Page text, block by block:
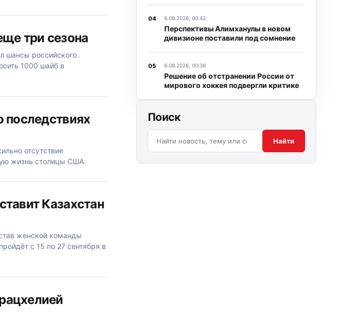
три сезона
шансы российского
1000 шайб в
последствиях
отсутствие
жизнь столицы США.
Казахстан
женской команды
с 15 по 27 сентября в
6.08.2026, 00:42
Перспективы Алимханулы в новом
дивизионе поставили под сомнение
6.08.2026, 00:36
Решение об отстранении России от
мирового хоккея подвергли критике
Поиск
Найти